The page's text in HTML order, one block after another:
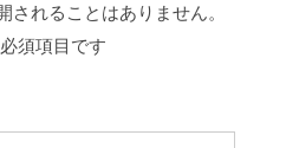
されることはありません。
須項目です